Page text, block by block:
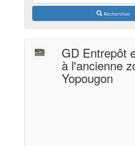
Rechercher
GD Entrepôt
à l'ancienne
Yopougon